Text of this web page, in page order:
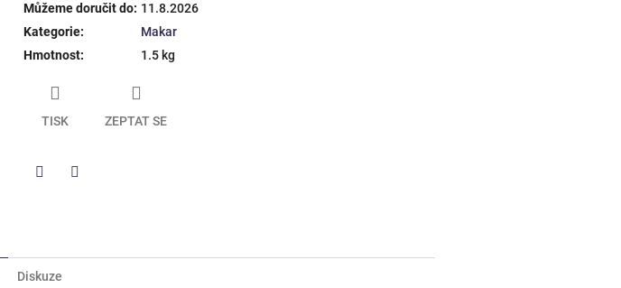
Můžeme doručit do: 11.8.2026
Kategorie:
Makar
Hmotnost: 1.5 kg
TISK ZEPTAT SE
Diskuze